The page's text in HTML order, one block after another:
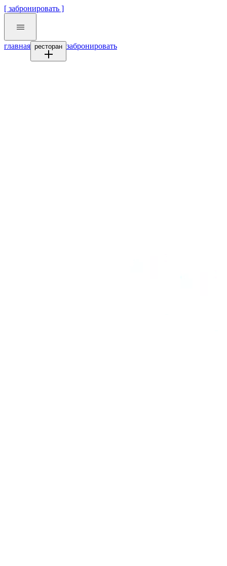
[ забронировать ]
главная ресторан забронировать